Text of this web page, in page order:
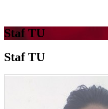
Staf TU
Staf TU